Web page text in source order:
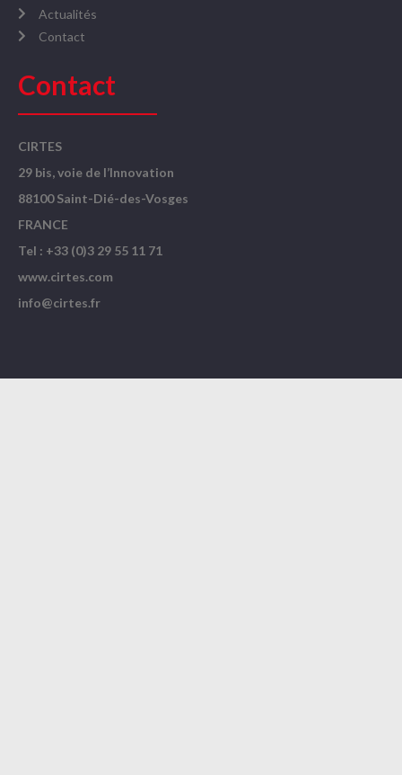
Actualités
Contact
Contact
CIRTES
29 bis, voie de l’Innovation
88100 Saint-Dié-des-Vosges
FRANCE
Tel : +33 (0)3 29 55 11 71
www.cirtes.com
info@cirtes.fr